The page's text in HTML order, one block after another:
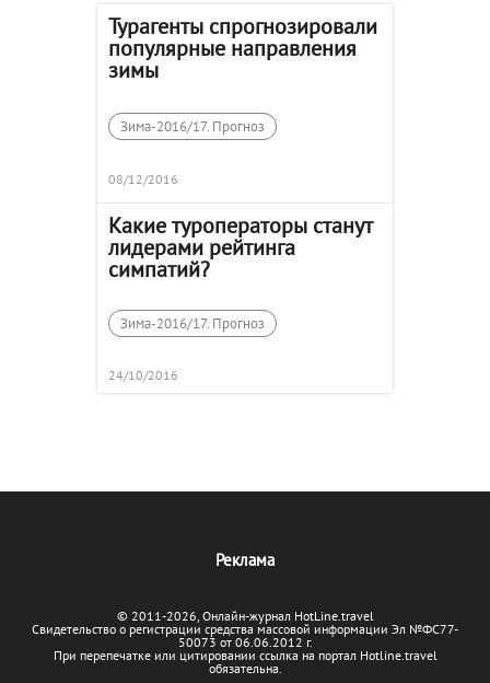
Турагенты спрогнозировали
популярные направления
зимы
Зима-2016/17. Прогноз
08/12/2016
Какие туроператоры станут
лидерами рейтинга
симпатий?
Зима-2016/17. Прогноз
24/10/2016
Реклама
© 2011-2026, Онлайн-журнал HotLine.travel
Свидетельство о регистрации средства массовой информации Эл №ФС77-
50073 от 06.06.2012 г.
При перепечатке или цитировании ссылка на портал Hotline.travel
обязательна.